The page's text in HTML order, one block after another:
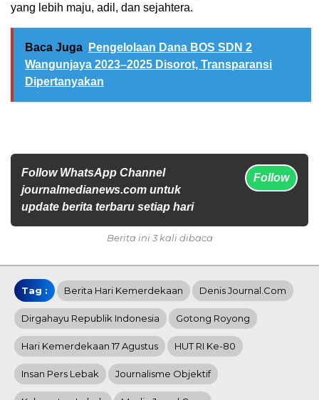
yang lebih maju, adil, dan sejahtera.
Baca Juga
Pengelolaan Dana BOS SDN 2
Wangunjaya 2023–2025 Disorot, Transparansi
Dipertanyakan
Follow WhatsApp Channel
journalmedianews.com untuk
update berita terbaru setiap hari
Follow
Berita ini 3 kali dibaca
Tag : Berita Hari Kemerdekaan Denis Journal.com
Dirgahayu Republik Indonesia Gotong Royong
Hari Kemerdekaan 17 Agustus HUT RI Ke-80
Insan Pers Lebak Journalisme Objektif